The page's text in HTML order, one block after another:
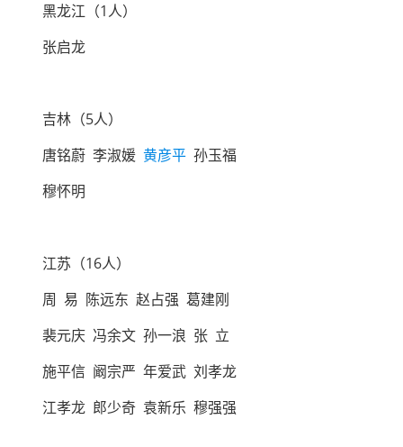
黑龙江（1人）
张启龙
吉林（5人）
唐铭蔚 李淑媛 黄彦平 孙玉福
穆怀明
江苏（16人）
周 易 陈远东 赵占强 葛建刚
裴元庆 冯余文 孙一浪 张 立
施平信 阚宗严 年爱武 刘孝龙
江孝龙 郎少奇 袁新乐 穆强强